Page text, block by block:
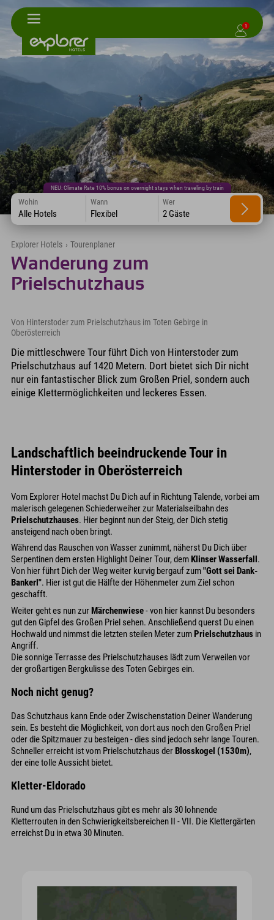
1
NEU: Climate Rate 10% bonus on overnight stays when traveling by train
Wohin
Alle Hotels
Wann
Flexibel
Wer
2 Gäste
Explorer Hotels › Tourenplaner
Wanderung zum
Prielschutzhaus
Von Hinterstoder zum Prielschutzhaus im Toten Gebirge in
Oberösterreich
Die mittleschwere Tour führt Dich von Hinterstoder zum
Prielschutzhaus auf 1420 Metern. Dort bietet sich Dir nicht
nur ein fantastischer Blick zum Großen Priel, sondern auch
einige Klettermöglichkeiten und leckeres Essen.
Landschaftlich beeindruckende Tour in
Hinterstoder in Oberösterreich
Vom Explorer Hotel machst Du Dich auf in Richtung Talende, vorbei am
malerisch gelegenen Schiederweiher zur Materialseilbahn des
Prielschutzhauses. Hier beginnt nun der Steig, der Dich stetig
ansteigend nach oben bringt.
Während das Rauschen von Wasser zunimmt, näherst Du Dich über
Serpentinen dem ersten Highlight Deiner Tour, demKlinser Wasserfall.
Von hier führt Dich der Weg weiter kurvig bergauf zum"Gott sei Dank-
Bankerl". Hier ist gut die Hälfte der Höhenmeter zum Ziel schon
geschafft.
Weiter geht es nun zurMärchenwiese- von hier kannst Du besonders
gut den Gipfel des Großen Priel sehen. Anschließend querst Du einen
Hochwald und nimmst die letzten steilen Meter zumPrielschutzhaus in
Angriff.
Die sonnige Terrasse des Prielschutzhauses lädt zum Verweilen vor
der großartigen Bergkulisse des Toten Gebirges ein.
Noch nicht genug?
Das Schutzhaus kann Ende oder Zwischenstation Deiner Wanderung
sein. Es besteht die Möglichkeit, von dort aus noch den Großen Priel
oder die Spitzmauer zu besteigen - dies sind jedoch sehr lange Touren.
Schneller erreicht ist vom Prielschutzhaus derBlosskogel (1530m),
der eine tolle Aussicht bietet.
Kletter-Eldorado
Rund um das Prielschutzhaus gibt es mehr als 30 lohnende
Kletterrouten in den Schwierigkeitsbereichen II - VII. Die Klettergärten
erreichst Du in etwa 30 Minuten.